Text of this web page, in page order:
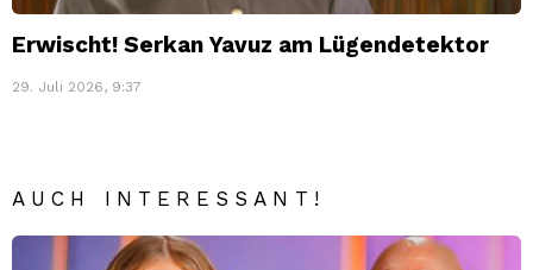
Erwischt! Serkan Yavuz am Lügendetektor
29. Juli 2026, 9:37
AUCH INTERESSANT!